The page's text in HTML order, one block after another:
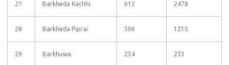
27 Barkheda Kachhi 612 2478
28 Barkheda Piprai 506 1210
29 Barkhuwa 234 253